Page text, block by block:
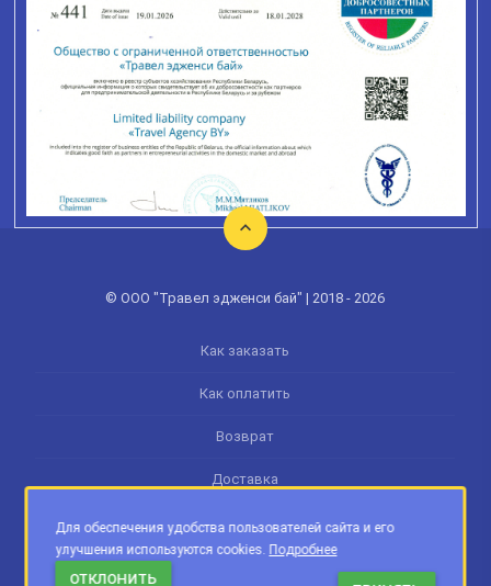
Для обеспечения удобства пользователей сайта и его
улучшения используются cookies. Подробнее
ОТКЛОНИТЬ
© ООО "Травел эдженси бай" | 2018 - 2026
Как заказать
Как оплатить
Возврат
Доставка
Памятка туриста
Обработка персональных данных